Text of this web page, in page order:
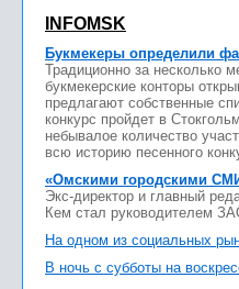
INFOMSK
Букмекеры определили
Традиционно за несколько
букмекерские конторы
предлагают собственные
конкурс пройдет в
небывалое количество
всю историю песенного
«Омскими городскими
Экс-директор и главный
Кем стал руководителем
На одном из социальных
В ночь с субботы на